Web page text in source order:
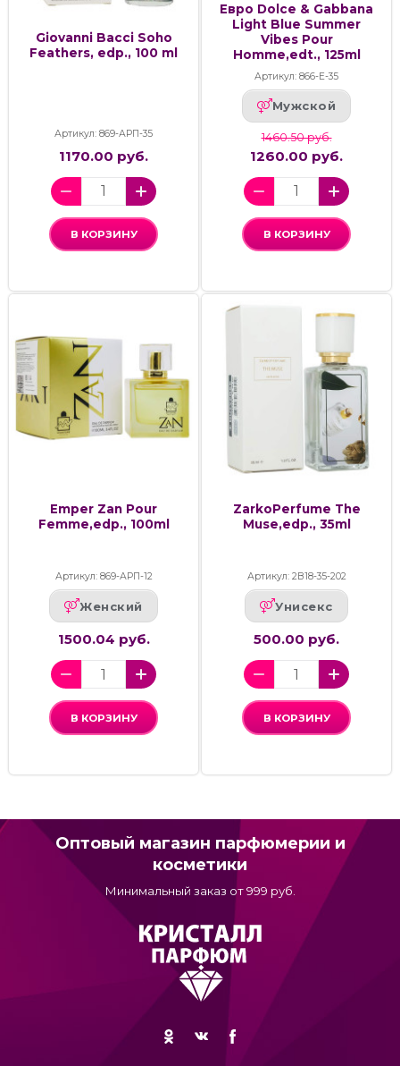
Giovanni Bacci Soho
Feathers, edp., 100 ml
Артикул: 869-АРП-35
1170.00 руб.
В КОРЗИНУ
Евро Dolce & Gabbana
Light Blue Summer
Vibes Pour
Homme,edt., 125ml
Артикул: 866-Е-35
Мужской
1460.50 руб.
1260.00 руб.
В КОРЗИНУ
Emper Zan Pour
Femme,edp., 100ml
Артикул: 869-АРП-12
Женский
1500.04 руб.
В КОРЗИНУ
ZarkoPerfume The
Muse,edp., 35ml
Артикул: 2В18-35-202
Унисекс
500.00 руб.
В КОРЗИНУ
Оптовый магазин парфюмерии и
косметики
Минимальный заказ от 999 руб.